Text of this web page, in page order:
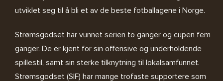
utviklet seg til å bli et av de beste fotballagene i Norge.
Strømsgodset har vunnet serien to ganger og cupen fem
ganger. De er kjent for sin offensive og underholdende
spillestil, samt sin sterke tilknytning til lokalsamfunnet.
Strømsgodset (SIF) har mange trofaste supportere som